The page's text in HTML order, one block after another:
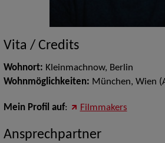
Vita / Credits
Wohnort: Kleinmachnow, Berlin
Wohnmöglichkeiten: München, Wien
Mein Profil auf: Filmmakers
Ansprechpartner